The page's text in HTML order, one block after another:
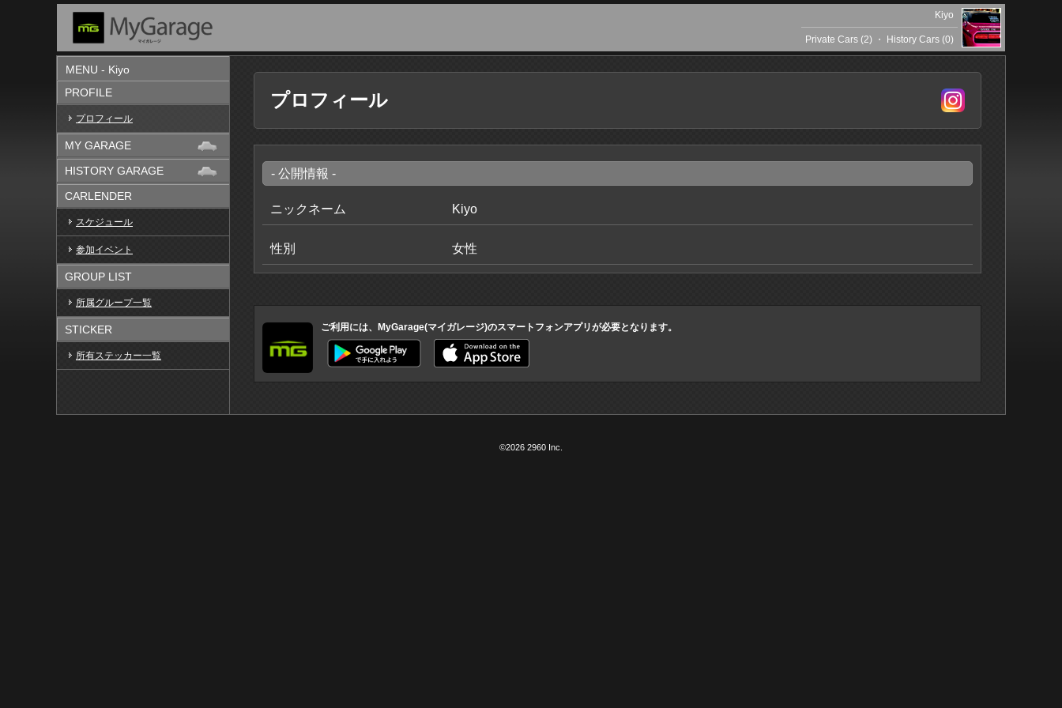
Kiyo
Private Cars (2) ・ History Cars (0)
MENU - Kiyo
PROFILE
プロフィール
MY GARAGE
HISTORY GARAGE
CARLENDER
スケジュール
参加イベント
GROUP LIST
所属グループ一覧
STICKER
所有ステッカー一覧
プロフィール
- 公開情報 -
ニックネーム Kiyo
性別 女性
ご利用には、MyGarage(マイガレージ)のスマートフォンアプリが必要となります。
©2026 2960 Inc.